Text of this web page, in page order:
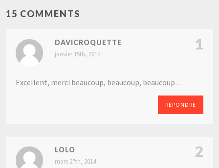
15 COMMENTS
DAVICROQUETTE
janvier 15th, 2014
Excellent, merci beaucoup, beaucoup, beaucoup…
RÉPONDRE
1
LOLO
mars 27th, 2014
2